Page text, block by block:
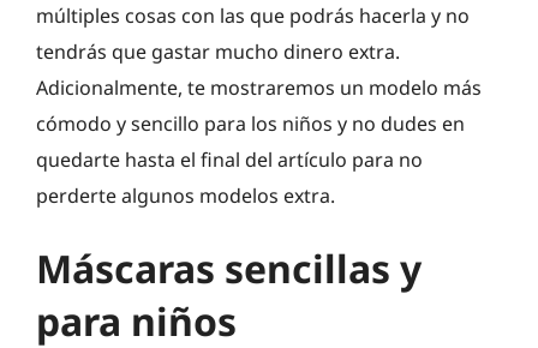
múltiples cosas con las que podrás hacerla y no
tendrás que gastar mucho dinero extra.
Adicionalmente, te mostraremos un modelo más
cómodo y sencillo para los niños y no dudes en
quedarte hasta el final del artículo para no
perderte algunos modelos extra.
Máscaras sencillas y
para niños